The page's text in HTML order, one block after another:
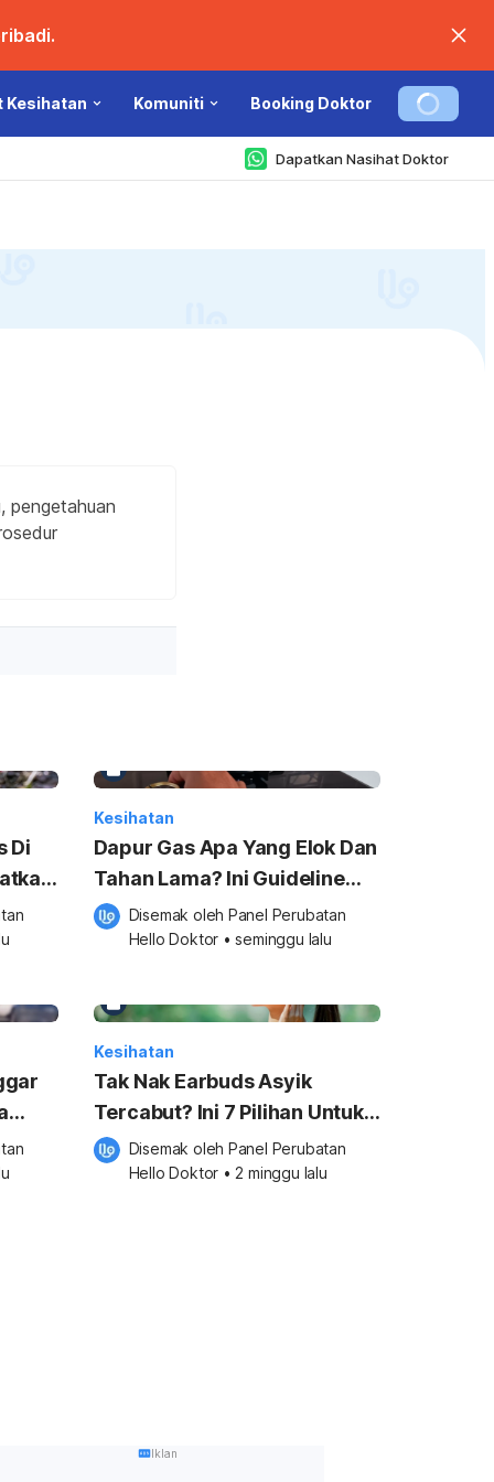
Kesihatan Komuniti Booking Doktor
Dapatkan Nasihat Doktor
pengetahuan
Di
Kesihatan
Dapur Gas Apa Yang Elok Dan
Tahan Lama? Ini Guideline
Pasangan Baru Kahwin Cari
Barang Dapur!
Disemak oleh Panel Perubatan
Hello Doktor • seminggu lalu
Kesihatan
Tak Nak Earbuds Asyik
Tercabut? Ini 7 Pilihan Untuk
Workout & Jogging
Disemak oleh Panel Perubatan
Hello Doktor • 2 minggu lalu
Iklan